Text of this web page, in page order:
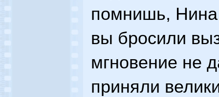
помнишь,
вы бросили
мгновение не
приняли